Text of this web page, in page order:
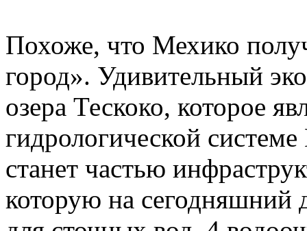
Похоже, что Мехико
город». Удивительный
озера Тескоко, которое
гидрологической
станет частью
которую на сегодняшний